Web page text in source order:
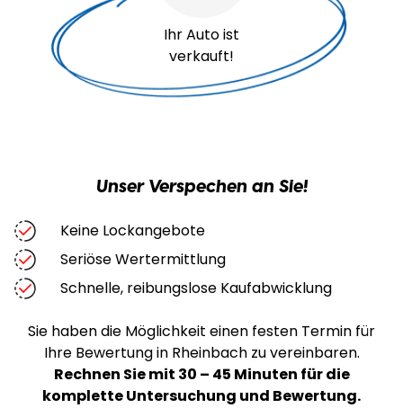
Ihr Auto ist
verkauft!
Unser Verspechen an Sie!
Keine Lockangebote
Seriöse Wertermittlung
Schnelle, reibungslose Kaufabwicklung
Sie haben die Möglichkeit einen festen Termin für
Ihre Bewertung in Rheinbach zu vereinbaren.
Rechnen Sie mit 30 – 45 Minuten für die
komplette Untersuchung und Bewertung.